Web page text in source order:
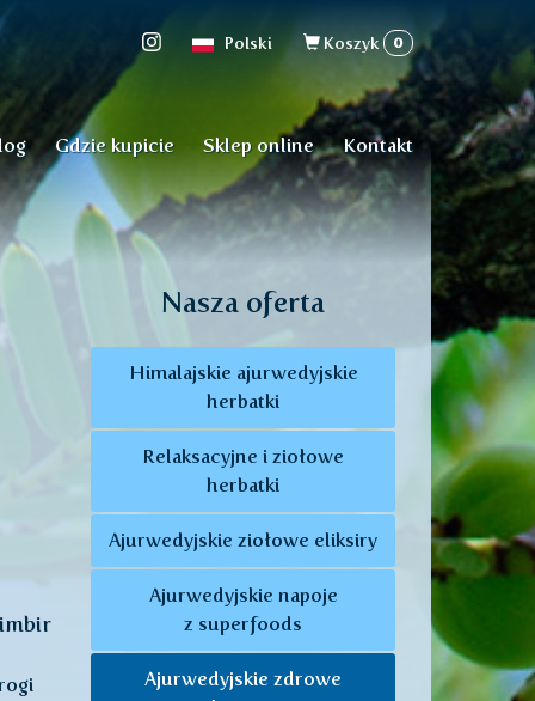
Polski
Formularz
Koszyk 0
Gdzie kupicie Sklep online Kontakt
Nasza oferta
Himalajskie ajurwedyjskie
herbatki
Relaksacyjne i ziołowe
herbatki
Ajurwedyjskie ziołowe eliksiry
Ajurwedyjskie napoje
z superfoods
Ajurwedyjskie zdrowe